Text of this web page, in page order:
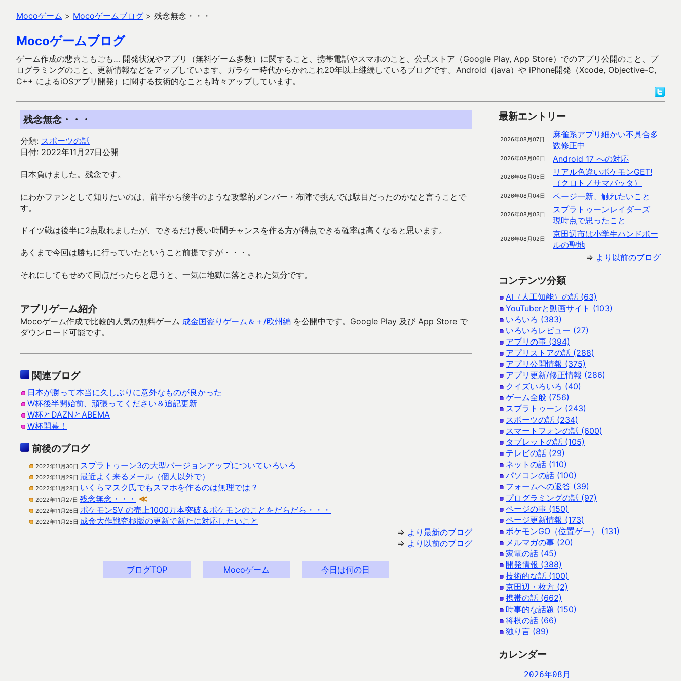
Mocoゲーム > Mocoゲームブログ > 残念無念・・・
Mocoゲームブログ
ゲーム作成の悲喜こもごも… 開発状況やアプリ（無料ゲーム多数）に関すること、携帯電話やスマホのこと、公式ストア（Google Play, App Store）でのアプリ公開のこと、プ
ログラミングのこと、更新情報などをアップしています。ガラケー時代からかれこれ20年以上継続しているブログです。Android（java）や iPhone開発（Xcode, Objective-C,
C++ によるiOSアプリ開発）に関する技術的なことも時々アップしています。
残念無念・・・
分類: スポーツの話
日付: 2022年11月27日公開
日本負けました。残念です。
にわかファンとして知りたいのは、前半から後半のような攻撃的メンバー・布陣で挑んでは駄目だったのかなと言うことで
す。
ドイツ戦は後半に2点取れましたが、できるだけ長い時間チャンスを作る方が得点できる確率は高くなると思います。
あくまで今回は勝ちに行っていたということ前提ですが・・・。
それにしてもせめて同点だったらと思うと、一気に地獄に落とされた気分です。
アプリゲーム紹介
Mocoゲーム作成で比較的人気の無料ゲーム 成金国盗りゲーム＆＋/欧州編 を公開中です。Google Play 及び App Store で
ダウンロード可能です。
関連ブログ
日本が勝って本当に久しぶりに意外なものが良かった
W杯後半開始前、頑張ってください＆追記更新
W杯とDAZNとABEMA
W杯開幕！
前後のブログ
2022年11月30日 スプラトゥーン3の大型バージョンアップについていろいろ
2022年11月29日 最近よく来るメール（個人以外で）
2022年11月28日 いくらマスク氏でもスマホを作るのは無理では？
2022年11月27日 残念無念・・・ ≪
2022年11月26日 ポケモンSV の売上1000万本突破＆ポケモンのことをだらだら・・・
2022年11月25日 成金大作戦究極版の更新で新たに対応したいこと
⇒ より最新のブログ
⇒ より以前のブログ
ブログTOP Mocoゲーム 今日は何の日
最新エントリー
2026年08月07日
麻雀系アプリ細かい不具合多
数修正中
2026年08月06日 Android 17 への対応
2026年08月05日
リアル色違いポケモンGET!
（クロトノサマバッタ）
2026年08月04日 ページ一新、触れたいこと
2026年08月03日
スプラトゥーンレイダーズ
現時点で思ったこと
2026年08月02日
京田辺市は小学生ハンドボー
ルの聖地
⇒ より以前のブログ
コンテンツ分類
AI（人工知能）の話 (63)
YouTuberと動画サイト (103)
いろいろ (383)
いろいろレビュー (27)
アプリの事 (394)
アプリストアの話 (288)
アプリ公開情報 (375)
アプリ更新/修正情報 (286)
クイズいろいろ (40)
ゲーム全般 (756)
スプラトゥーン (243)
スポーツの話 (234)
スマートフォンの話 (600)
タブレットの話 (105)
テレビの話 (29)
ネットの話 (110)
パソコンの話 (100)
フォームへの返答 (39)
プログラミングの話 (97)
ページの事 (150)
ページ更新情報 (173)
ポケモンGO（位置ゲー） (131)
メルマガの事 (20)
家電の話 (45)
開発情報 (388)
技術的な話 (100)
京田辺・枚方 (2)
携帯の話 (662)
時事的な話題 (150)
将棋の話 (66)
独り言 (89)
カレンダー
2026年08月